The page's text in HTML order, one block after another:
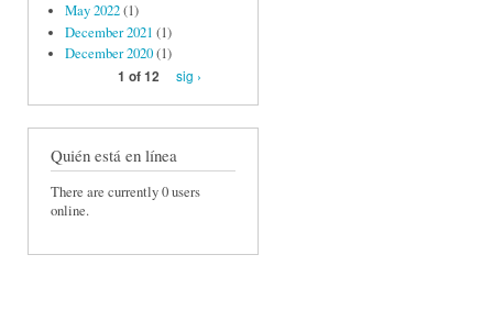
May 2022(1)
December 2021 (1)
December 2020(1)
1 of 12
sig ›
Quién está en línea
There are currently 0 users
online.